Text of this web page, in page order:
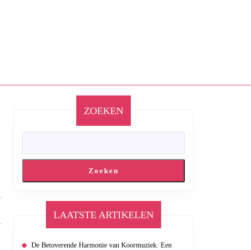
ZOEKEN
Zoeken
LAATSTE ARTIKELEN
De Betoverende Harmonie van Koormuziek: Een